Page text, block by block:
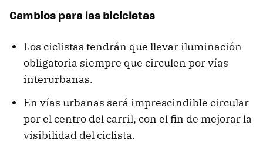
Cambios para las bicicletas
Los ciclistas tendrán que llevar iluminación
obligatoria siempre que circulen por vías
interurbanas.
En vías urbanas será imprescindible circular
por el centro del carril, con el fin de mejorar la
visibilidad del ciclista.